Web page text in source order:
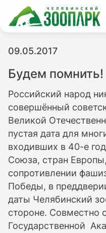
09.05.2017
Будем помнить!
Российский народ
совершённый
Великой
пустая дата для
входивших в 40-е
Союза, стран
сопротивлении
Победы, в
даты Челябинский
стороне. Совместно
Государственной